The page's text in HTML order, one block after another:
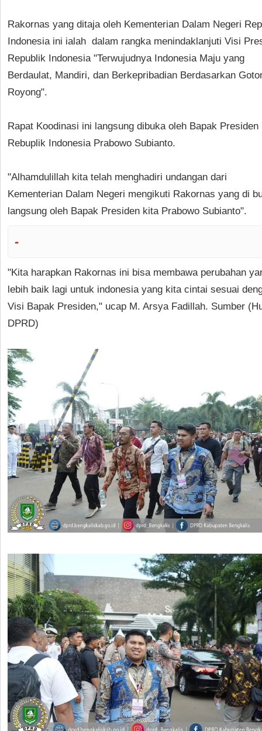
Rakornas yang ditaja oleh Kementerian Dalam Negeri
Indonesia ini ialah dalam rangka menindaklanjuti Visi
Republik Indonesia "Terwujudnya Indonesia Maju yang
Berdaulat, Mandiri, dan Berkepribadian Berdasarkan
Royong".
Rapat Koodinasi ini langsung dibuka oleh Bapak Presiden
Rebuplik Indonesia Prabowo Subianto.
"Alhamdulillah kita telah menghadiri undangan dari
Kementerian Dalam Negeri mengikuti Rakornas yang di
langsung oleh Bapak Presiden kita Prabowo Subianto".
-
"Kita harapkan Rakornas ini bisa membawa perubahan
lebih baik lagi untuk indonesia yang kita cintai sesuai
Visi Bapak Presiden," ucap M. Arsya Fadillah. Sumber
DPRD)